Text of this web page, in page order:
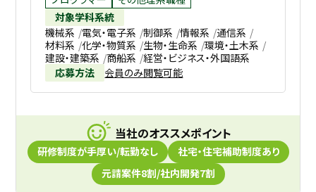
対象学科系統
機械系 電気・電子系 制御系 情報系 通信系
材料系 化学・物質系 生物・生命系 環境・土木系
建設・建築系 商船系 経営・ビジネス・外国語系
応募方法
会員のみ閲覧可能
当社のオススメポイント
研修制度が手厚い/転勤なし
社宅・住宅補助制度あり
元請案件8割/社内開発7割